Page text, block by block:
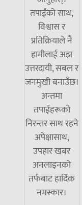
तपाईंको साथ,
विश्वास र
प्रतिक्रियाले नै
हामीलाई अझ
उत्तरदायी, सबल र
जनमुखी बनाउँछ।
अन्तमा
तपाईंहरूको
निरन्तर साथ रहने
अपेक्षासाथ,
उपहार खबर
अनलाइनको
तर्फबाट हार्दिक
नमस्कार।